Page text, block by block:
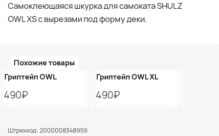
Самоклеющаяся шкурка для самоката SHULZ
OWL XS с вырезами под форму деки.
Похожие товары
Гриптейп OWL
490₽
Гриптейп OWL XL
490₽
Штрихкод: 2000008348959